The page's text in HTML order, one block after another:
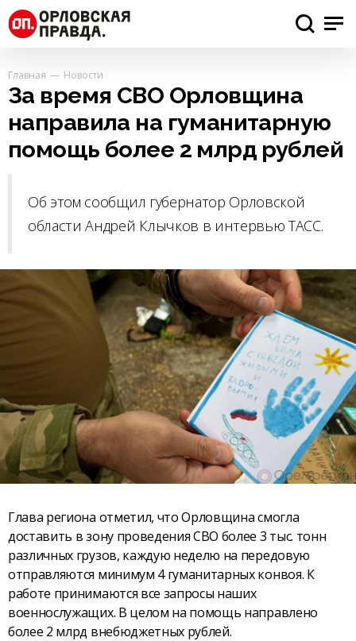
Главная Новости
За время СВО Орловщина
направила на гуманитарную
помощь более 2 млрд рублей
Об этом сообщил губернатор Орловской
области Андрей Клычков в интервью ТАСС.
Глава региона отметил, что Орловщина смогла
доставить в зону проведения СВО более 3 тыс. тонн
различных грузов, каждую неделю на передовую
отправляются минимум 4 гуманитарных конвоя. К
работе принимаются все запросы наших
военнослужащих. В целом на помощь направлено
более 2 млрд внебюджетных рублей.